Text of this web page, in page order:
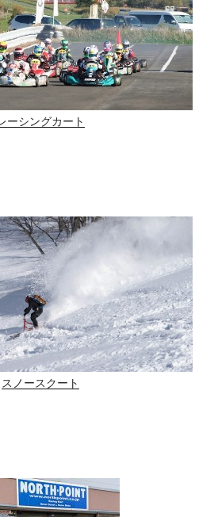
ーシングカート
スノースクート